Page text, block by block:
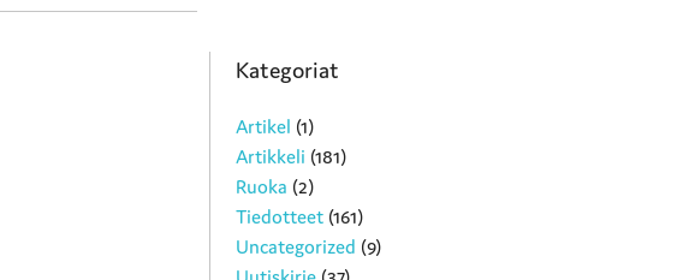
Kategoriat
Artikel (1)
Artikkeli (181)
Ruoka (2)
Tiedotteet (161)
Uncategorized (9)